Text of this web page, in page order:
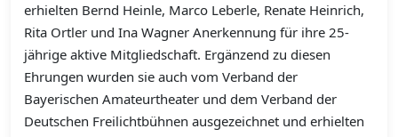
erhielten Bernd Heinle, Marco Leberle, Renate Heinrich,
Rita Ortler und Ina Wagner Anerkennung für ihre 25-
jährige aktive Mitgliedschaft. Ergänzend zu diesen
Ehrungen wurden sie auch vom Verband der
Bayerischen Amateurtheater und dem Verband der
Deutschen Freilichtbühnen ausgezeichnet und erhielten